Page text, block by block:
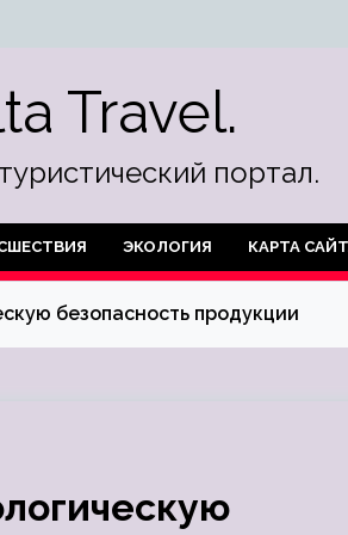
Travel.
портал.
ЭКОЛОГИЯ КАРТА
безопасность продукции